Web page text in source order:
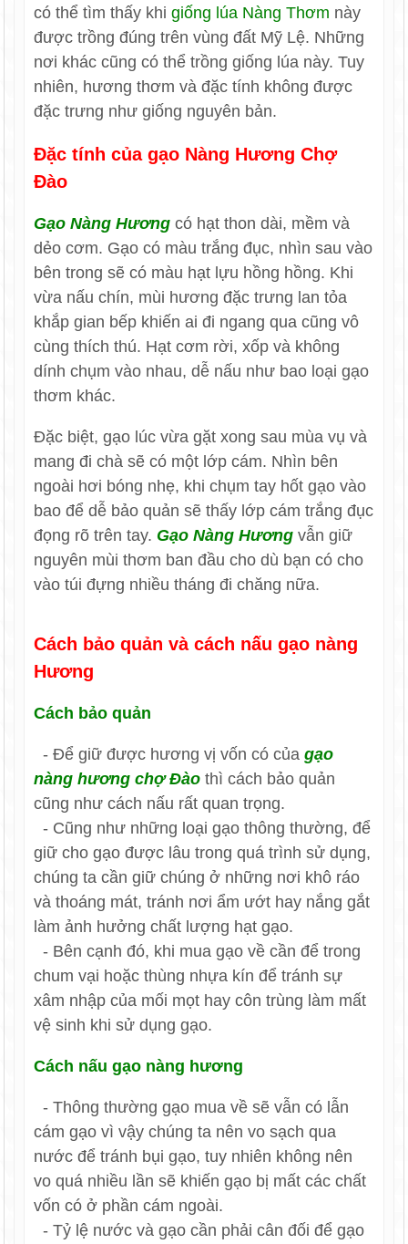
có thể tìm thấy khigiống lúa Nàng Thơm này
được trồng đúng trên vùng đất Mỹ Lệ. Những
nơi khác cũng có thể trồng giống lúa này. Tuy
nhiên, hương thơm và đặc tính không được
đặc trưng như giống nguyên bản.
Đặc tính của gạo Nàng Hương Chợ
Đào
Gạo Nàng Hương có hạt thon dài, mềm và
dẻo cơm. Gạo có màu trắng đục, nhìn sau vào
bên trong sẽ có màu hạt lựu hồng hồng. Khi
vừa nấu chín, mùi hương đặc trưng lan tỏa
khắp gian bếp khiến ai đi ngang qua cũng vô
cùng thích thú. Hạt cơm rời, xốp và không
dính chụm vào nhau, dễ nấu như bao loại gạo
thơm khác.
Đặc biệt, gạo lúc vừa gặt xong sau mùa vụ và
mang đi chà sẽ có một lớp cám. Nhìn bên
ngoài hơi bóng nhẹ, khi chụm tay hốt gạo vào
bao để dễ bảo quản sẽ thấy lớp cám trắng đục
đọng rõ trên tay. Gạo Nàng Hương vẫn giữ
nguyên mùi thơm ban đầu cho dù bạn có cho
vào túi đựng nhiều tháng đi chăng nữa.
Cách bảo quản và cách nấu gạo nàng
Hương
Cách bảo quản
- Để giữ được hương vị vốn có củagạo
nàng hương chợ Đào thì cách bảo quản
cũng như cách nấu rất quan trọng.
- Cũng như những loại gạo thông thường, để
giữ cho gạo được lâu trong quá trình sử dụng,
chúng ta cần giữ chúng ở những nơi khô ráo
và thoáng mát, tránh nơi ẩm ướt hay nắng gắt
làm ảnh hưởng chất lượng hạt gạo.
- Bên cạnh đó, khi mua gạo về cần để trong
chum vại hoặc thùng nhựa kín để tránh sự
xâm nhập của mối mọt hay côn trùng làm mất
vệ sinh khi sử dụng gạo.
Cách nấu gạo nàng hương
- Thông thường gạo mua về sẽ vẫn có lẫn
cám gạo vì vậy chúng ta nên vo sạch qua
nước để tránh bụi gạo, tuy nhiên không nên
vo quá nhiều lần sẽ khiến gạo bị mất các chất
vốn có ở phần cám ngoài.
- Tỷ lệ nước và gạo cần phải cân đối để gạo